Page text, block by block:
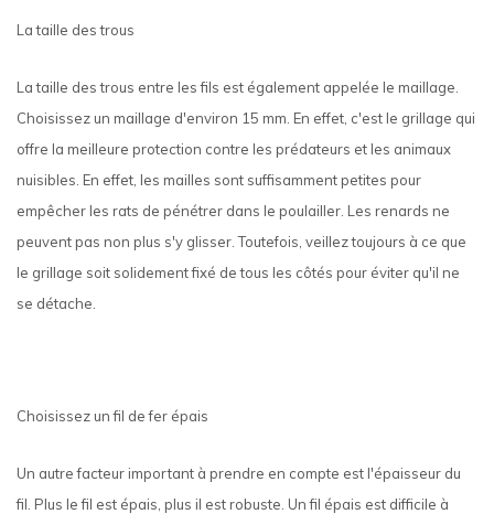
La taille des trous
La taille des trous entre les fils est également appelée le maillage.
Choisissez un maillage d'environ 15 mm. En effet, c'est le grillage qui
offre la meilleure protection contre les prédateurs et les animaux
nuisibles. En effet, les mailles sont suffisamment petites pour
empêcher les rats de pénétrer dans le poulailler. Les renards ne
peuvent pas non plus s'y glisser. Toutefois, veillez toujours à ce que
le grillage soit solidement fixé de tous les côtés pour éviter qu'il ne
se détache.
Choisissez un fil de fer épais
Un autre facteur important à prendre en compte est l'épaisseur du
fil. Plus le fil est épais, plus il est robuste. Un fil épais est difficile à